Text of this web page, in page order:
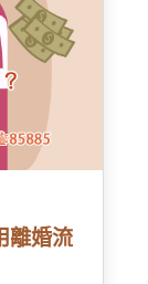
離婚流